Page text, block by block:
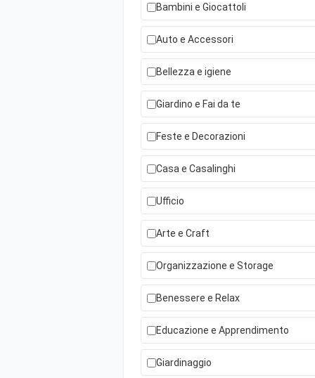
Bambini e Giocattoli
Auto e Accessori
Bellezza e igiene
Giardino e Fai da te
Feste e Decorazioni
Casa e Casalinghi
Ufficio
Arte e Craft
Organizzazione e Storage
Benessere e Relax
Educazione e Apprendimento
Giardinaggio